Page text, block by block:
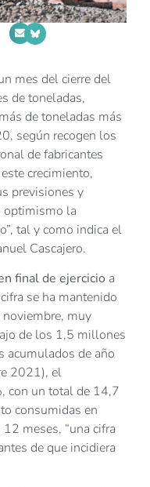
mes del cierre del
de toneladas,
de toneladas más
según recogen los
de fabricantes
crecimiento,
previsiones y
optimismo la
tal y como indica el
Cascajero.
final de ejercicio a
se ha mantenido
muy
de los 1,5 millones
acumulados de año
2021), el
con un total de 14,7
consumidas en
meses, “una cifra
de que incidiera